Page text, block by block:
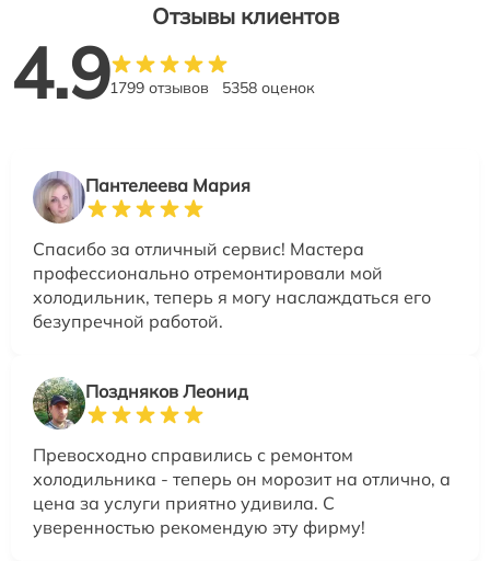
Отзывы клиентов
4.91799 отзывов 5358 оценок
Пантелеева Мария
Спасибо за отличный сервис! Мастера
профессионально отремонтировали мой
холодильник, теперь я могу наслаждаться его
безупречной работой.
Поздняков Леонид
Превосходно справились с ремонтом
холодильника - теперь он морозит на отлично, а
цена за услуги приятно удивила. С
уверенностью рекомендую эту фирму!